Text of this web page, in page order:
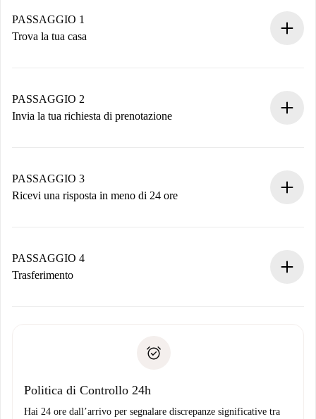
PASSAGGIO 1
Trova la tua casa
Hai tutte le informazioni necessarie in anticipo.
PASSAGGIO 2
Invia la tua richiesta di prenotazione
non accetta.
PASSAGGIO 3
Ricevi una risposta in meno di 24 ore
contatto con il proprietario.
Se rifiutata: non ti addebiteremo nulla e ti proporremo
Domiciliazione del pagamento
PASSAGGIO 4
Trasferimento
solo se non segnali problemi.
Politica di Controllo 24h
Hai 24 ore dall’arrivo per segnalare discrepanze significative tra